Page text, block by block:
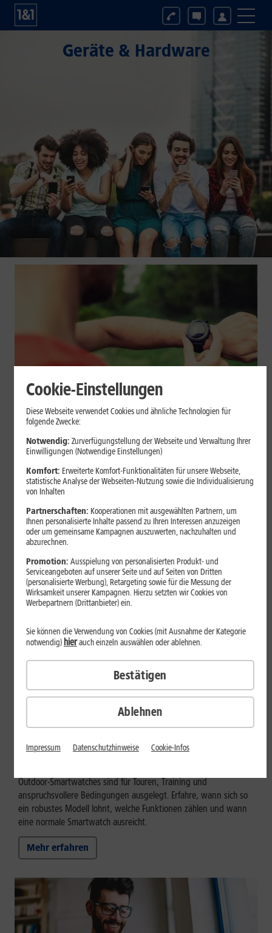
Geräte & Hardware
Geräte & Hardware
Smartwatch beim Sport: So
unterstützt sie Dein Training
Eine Smartwatch macht Belastung, Tempo und Trainingsablauf
sichtbar. Erfahre, wie Du Pulsmessung, Herzfrequenzzonen, GPS,
keine medizinische Beurteilung ersetzen.
Mehr erfahren
Outdoor-Smartwatch: Für wen
eignen sich die robusten Modelle?
Outdoor-Smartwatches sind für Touren, Training und
anspruchsvollere Bedingungen ausgelegt. Erfahre, wann sich so
ein robustes Modell lohnt, welche Funktionen zählen und wann
eine normale Smartwatch ausreicht.
Mehr erfahren
Cookie-Einstellungen
Diese Webseite verwendet Cookies und ähnliche Technologien für
folgende Zwecke:
Notwendig: Zurverfügungstellung der Webseite und Verwaltung Ihrer
Einwilligungen (Notwendige Einstellungen)
Komfort: Erweiterte Komfort-Funktionalitäten für unsere Webseite,
statistische Analyse der Webseiten-Nutzung sowie die Individualisierung
von Inhalten
Partnerschaften: Kooperationen mit ausgewählten Partnern, um
Ihnen personalisierte Inhalte passend zu Ihren Interessen anzuzeigen
oder um gemeinsame Kampagnen auszuwerten, nachzuhalten und
abzurechnen.
Promotion: Ausspielung von personalisierten Produkt- und
Serviceangeboten auf unserer Seite und auf Seiten von Dritten
(personalisierte Werbung), Retargeting sowie für die Messung der
Wirksamkeit unserer Kampagnen. Hierzu setzten wir Cookies von
Werbepartnern (Drittanbieter) ein.
Ablehnen
Sie können die Verwendung von Cookies (mit Ausnahme der Kategorie
notwendig) hierauch einzeln auswählen oder ablehnen.
Bestätigen
Impressum Datenschutzhinweise Cookie-Infos